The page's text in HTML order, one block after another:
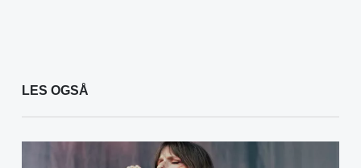
LES OGSÅ